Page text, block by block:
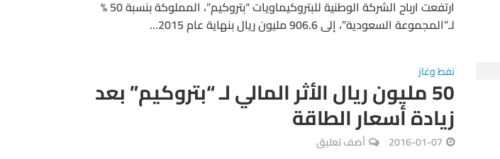
ارتفعت ارباح الشركة الوطنية للبتروكيماويات “بتروكيم”، المملوكة بنسبة 50 %
لـ”المجموعة السعودية”، إلى 906.6 مليون ريال بنهاية عام 2015...
نفط وغاز
50 مليون ريال الأثر المالي لـ “بتروكيم” بعد
زيادة أسعار الطاقة
2016-01-07 أضف تعليق